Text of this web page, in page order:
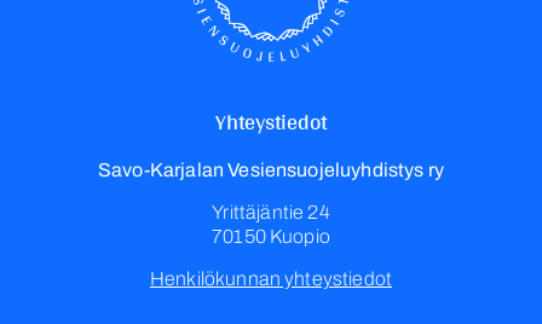
Yhteystiedot
Savo-Karjalan Vesiensuojeluyhdistys ry
Yrittäjäntie 24
70150 Kuopio
Henkilökunnan yhteystiedot